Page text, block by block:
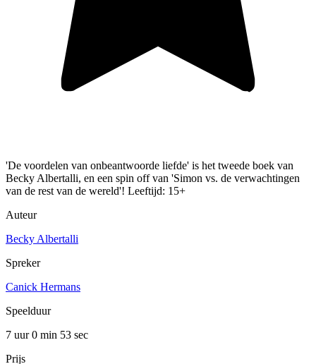
'De voordelen van onbeantwoorde liefde' is het tweede boek van
Becky Albertalli, en een spin off van 'Simon vs. de verwachtingen
van de rest van de wereld'! Leeftijd: 15+
Auteur
Becky Albertalli
Spreker
Canick Hermans
Speelduur
7 uur 0 min 53 sec
Prijs